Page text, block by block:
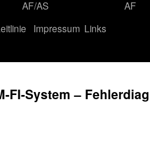
AF/AS
AF
Impressum Links
FI-System –